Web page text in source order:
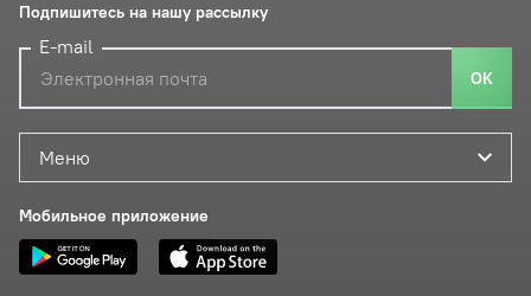
Меню
Мобильное приложение
Подпишитесь на нашу рассылку
E-mail
ОК